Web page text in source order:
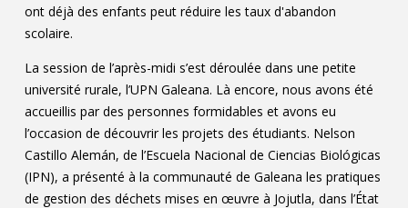
ont déjà des enfants peut réduire les taux d'abandon
scolaire.
La session de l’après-midi s’est déroulée dans une petite
université rurale, l’UPN Galeana. Là encore, nous avons été
accueillis par des personnes formidables et avons eu
l’occasion de découvrir les projets des étudiants. Nelson
Castillo Alemán, de l’Escuela Nacional de Ciencias Biológicas
(IPN), a présenté à la communauté de Galeana les pratiques
de gestion des déchets mises en œuvre à Jojutla, dans l’État